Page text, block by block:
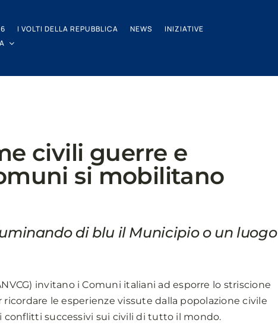
I VOLTI DELLA REPUBBLICA NEWS
INIZIATIVE
civili guerre e
si mobilitano
di blu il Municipio o un luogo
invitano i Comuni italiani ad esporre lo striscione
le esperienze vissute dalla popolazione civile
conflitti successivi sui civili di tutto il mondo.